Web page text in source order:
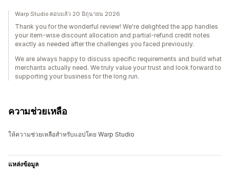
Warp Studio ตอบแล้ว 20 มิถุนายน 2026
Thank you for the wonderful review! We're delighted the app handles
your item-wise discount allocation and partial-refund credit notes
exactly as needed after the challenges you faced previously.
We are always happy to discuss specific requirements and build what
merchants actually need. We truly value your trust and look forward to
supporting your business for the long run.
ความช่วยเหลือ
ให้ความช่วยเหลือสำหรับแอปโดย Warp Studio
แหล่งข้อมูล